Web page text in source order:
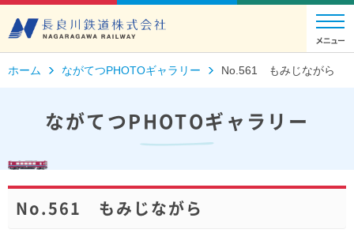
ホーム ながてつPHOTOギャラリー No.561 もみじながら
ながてつPHOTOギャラリー
No.561 もみじながら